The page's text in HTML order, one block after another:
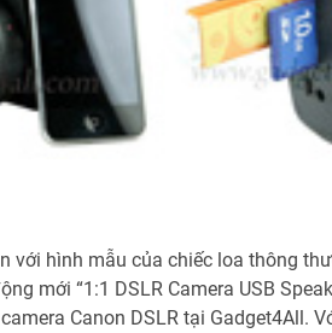
với hình mẫu của chiếc loa thông
mới “1:1 DSLR Camera USB
Canon DSLR tại Gadget4All.